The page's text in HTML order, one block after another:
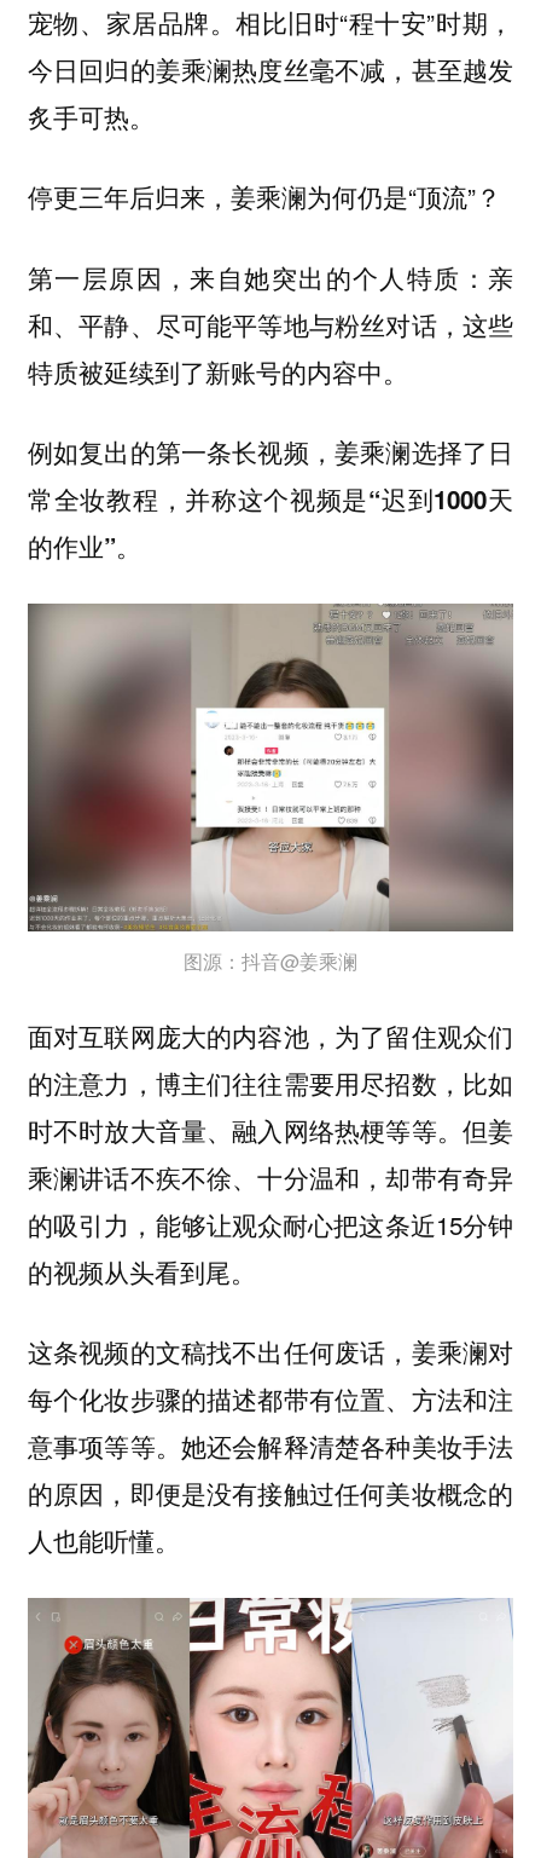
宠物、家居品牌。相比旧时“程十安”时期，
今日回归的姜乘澜热度丝毫不减，甚至越发
炙手可热。
停更三年后归来，姜乘澜为何仍是“顶流”？
第一层原因，来自她突出的个人特质：亲
和、平静、尽可能平等地与粉丝对话，这些
特质被延续到了新账号的内容中。
例如复出的第一条长视频，姜乘澜选择了日
常全妆教程，并称这个视频是“迟到1000天
的作业”。
图源：抖音@姜乘澜
面对互联网庞大的内容池，为了留住观众们
的注意力，博主们往往需要用尽招数，比如
时不时放大音量、融入网络热梗等等。但姜
乘澜讲话不疾不徐、十分温和，却带有奇异
的吸引力，能够让观众耐心把这条近15分钟
的视频从头看到尾。
这条视频的文稿找不出任何废话，姜乘澜对
每个化妆步骤的描述都带有位置、方法和注
意事项等等。她还会解释清楚各种美妆手法
的原因，即便是没有接触过任何美妆概念的
人也能听懂。